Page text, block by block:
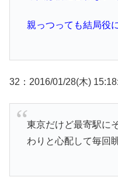
親っつっても結局役
32：2016/01/28(木)
東京だけど最寄駅に
わりと心配して毎回